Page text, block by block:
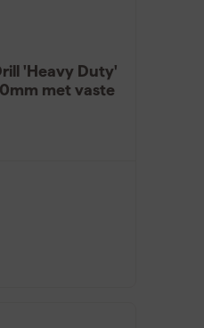
'Heavy Duty'
met vaste